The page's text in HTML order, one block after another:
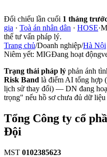
Đối chiếu lần cuối 1 tháng
gia · Toà án nhân dân · HOSE·
thế tư vấn pháp lý.
Trang chủ/Doanh nghiệp/Hà Nội
Niêm yết: MIGĐang hoạt động
Trạng thái pháp lý phản ánh
Risk Band là điểm AI tổng hợp
lịch sử thay đổi) — DN đang
trọng" nếu hồ sơ chưa đủ dữ
Tổng Công ty cổ
Đội
MST 0102385623